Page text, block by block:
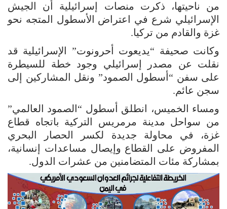
من ناحيتها، ذكرت منصات إسرائيلية أن الجيش
الإسرائيلي شرع في اعتراض الأسطول المتجه نحو
غزة والقادم من تركيا.
وكانت صحيفة “يديعوت أحرونوت” الإسرائيلية قد
نقلت عن مصدر إسرائيلي وجود خطة للسيطرة
على سفن “أسطول الصمود” ونقل المشاركين إلى
سجن عائم.
ومساء الخميس، انطلق أسطول “الصمود العالمي”
من سواحل مدينة مرمريس التركية باتجاه قطاع
غزة، في محاولة جديدة لكسر الحصار البحري
المفروض على القطاع وإيصال مساعدات إنسانية،
بمشاركة مئات المتضامنين من عشرات الدول.